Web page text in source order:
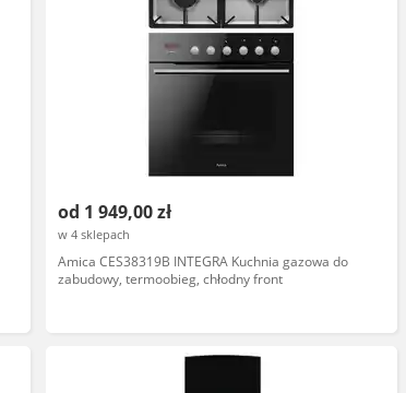
od 1 949,00 zł
w 4 sklepach
Amica CES38319B INTEGRA Kuchnia gazowa do
zabudowy, termoobieg, chłodny front